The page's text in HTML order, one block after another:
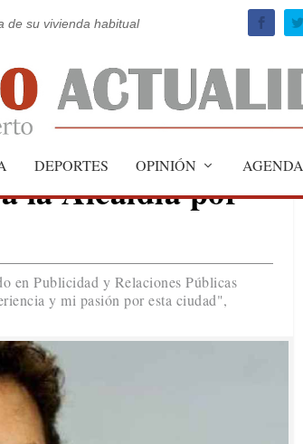
de su vivienda habitual
DEPORTES OPINIÓN AGENDA
la Alcaldía por
en Publicidad y Relaciones Públicas
y mi pasión por esta ciudad",